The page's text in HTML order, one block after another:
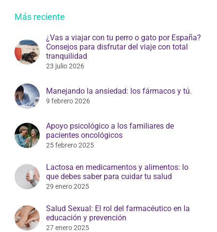
Más reciente
¿Vas a viajar con tu perro o gato por España?
Consejos para disfrutar del viaje con total
tranquilidad
23 julio 2026
Manejando la ansiedad: los fármacos y tú.
9 febrero 2026
Apoyo psicológico a los familiares de
pacientes oncológicos
25 febrero 2025
Lactosa en medicamentos y alimentos: lo
que debes saber para cuidar tu salud
29 enero 2025
Salud Sexual: El rol del farmacéutico en la
educación y prevención
27 enero 2025